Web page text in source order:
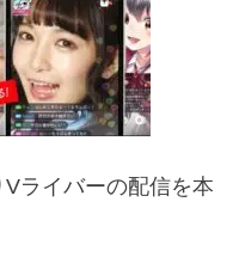
ライバーの配信を本